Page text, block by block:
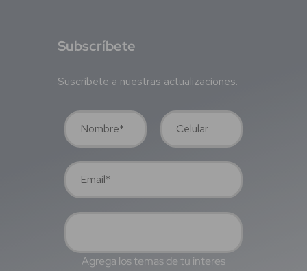
Subscríbete
Suscríbete a nuestras actualizaciones.
Agrega los temas de tu interes